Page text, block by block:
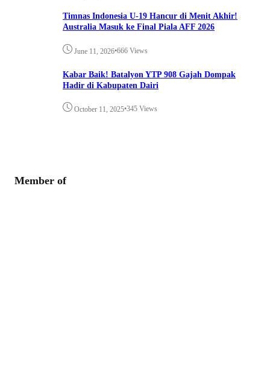
Timnas Indonesia U-19 Hancur di Menit Akhir!
Australia Masuk ke Final Piala AFF 2026
June 11, 2026•666 Views
Kabar Baik! Batalyon YTP 908 Gajah Dompak
Hadir di Kabupaten Dairi
October 11, 2025•345 Views
Member of